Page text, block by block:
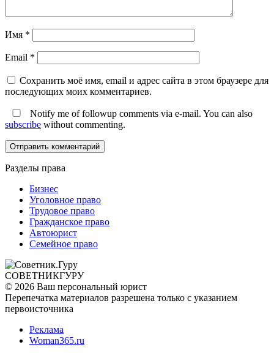
Имя *
Email *
Сохранить моё имя, email и адрес сайта в этом браузере для
последующих моих комментариев.
Notify me of followup comments via e-mail. You can also
subscribe without commenting.
Разделы права
Бизнес
Уголовное право
Трудовое право
Гражданское право
Автоюрист
Семейное право
СОВЕТНИКГУРУ
© 2026 Ваш персональный юрист
Перепечатка материалов разрешена только с указанием
первоисточника
Реклама
Woman365.ru